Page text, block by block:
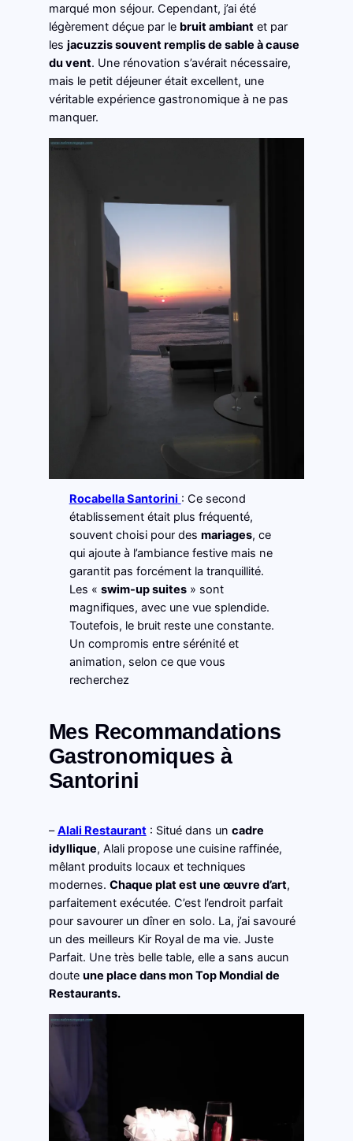
marqué mon séjour. Cependant, j’ai été
légèrement déçue par le bruit ambiantet par
les jacuzzis souvent remplis de sable à cause
du vent. Une rénovation s’avérait nécessaire,
mais le petit déjeuner était excellent, une
véritable expérience gastronomique à ne pas
manquer.
Rocabella Santorini : Ce second
établissement était plus fréquenté,
souvent choisi pour des mariages, ce
qui ajoute à l’ambiance festive mais ne
garantit pas forcément la tranquillité.
Les « swim-up suites» sont
magnifiques, avec une vue splendide.
Toutefois, le bruit reste une constante.
Un compromis entre sérénité et
animation, selon ce que vous
recherchez
Mes Recommandations
Gastronomiques à
Santorini
–Alali Restaurant : Situé dans un cadre
idyllique, Alali propose une cuisine raffinée,
mêlant produits locaux et techniques
modernes. Chaque plat est une œuvre d’art,
parfaitement exécutée. C’est l’endroit parfait
pour savourer un dîner en solo. La, j’ai savouré
un des meilleurs Kir Royal de ma vie. Juste
Parfait. Une très belle table, elle a sans aucun
doute une place dans mon Top Mondial de
Restaurants.